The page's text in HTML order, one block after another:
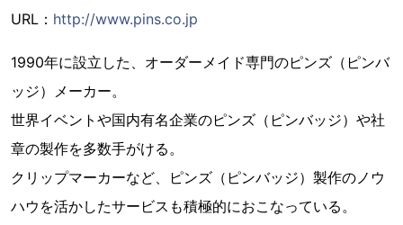
URL： http://www.pins.co.jp
1990年に設立した、オーダーメイド専門のピンズ（ピンバ
ッジ）メーカー。
世界イベントや国内有名企業のピンズ（ピンバッジ）や社
章の製作を多数手がける。
クリップマーカーなど、ピンズ（ピンバッジ）製作のノウ
ハウを活かしたサービスも積極的におこなっている。